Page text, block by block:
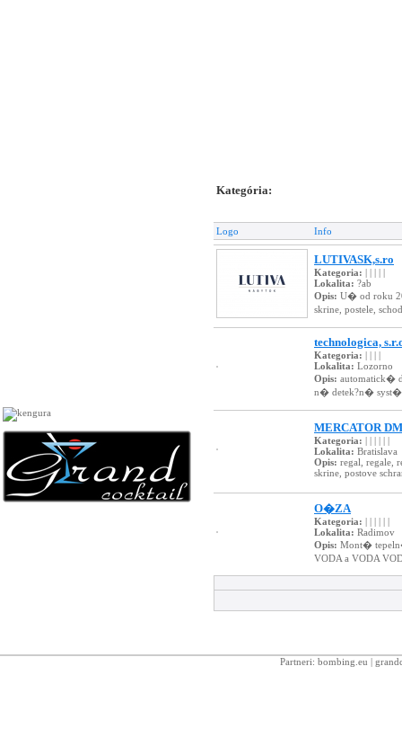
Kategória:
Logo Info
LUTIVASK,s.ro
Kategoria: | | | | |
Lokalita: ?ab
Opis: U� od roku
skrine, postele,
technologica,
Kategoria: | | | |
Lokalita: Lozorno
Opis: automatick�
n� detek?n�
MERCATOR
Kategoria: | | | | | |
Lokalita: Bratislava
Opis: regal, regale,
skrine, postove
O�ZA
Kategoria: | | | | | |
Lokalita: Radimov
Opis: Mont�
VODA a VODA
Partneri: bombing.eu |